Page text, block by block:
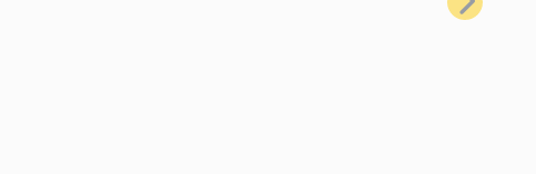
পরবর্তী